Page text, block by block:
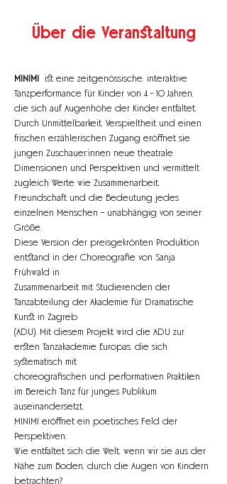
Über die Veranstaltung
MINIMI ist eine zeitgenössische, interaktive
Tanzperformance für Kinder von 4 - 10 Jahren,
die sich auf Augenhöhe der Kinder entfaltet.
Durch Unmittelbarkeit, Verspieltheit und einen
frischen erzählerischen Zugang eröffnet sie
jungen Zuschauer:innen neue theatrale
Dimensionen und Perspektiven und vermittelt
zugleich Werte wie Zusammenarbeit,
Freundschaft und die Bedeutung jedes
einzelnen Menschen – unabhängig von seiner
Größe.
Diese Version der preisgekrönten Produktion
entstand in der Choreografie von Sanja
Frühwald in
Zusammenarbeit mit Studierenden der
Tanzabteilung der Akademie für Dramatische
Kunst in Zagreb
(ADU). Mit diesem Projekt wird die ADU zur
ersten Tanzakademie Europas, die sich
systematisch mit
choreografischen und performativen Praktiken
im Bereich Tanz für junges Publikum
auseinandersetzt.
MINIMI eröffnet ein poetisches Feld der
Perspektiven:
Wie entfaltet sich die Welt, wenn wir sie aus der
Nähe zum Boden, durch die Augen von Kindern
betrachten?